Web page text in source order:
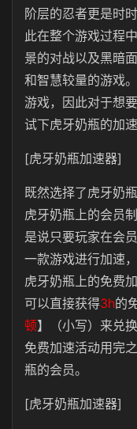
阶层的忍者更是时
此在整个游戏过程
景的对战以及黑暗
和智慧较量的游戏
游戏，因此对于想
试下虎牙奶瓶的加速
[虎牙奶瓶加速器]
既然选择了虎牙奶
虎牙奶瓶上的会员
是说只要玩家在会
一款游戏进行加速
虎牙奶瓶上的免费
可以直接获得3h的
顿】（小写）来兑换
免费加速活动用完
瓶的会员。
[虎牙奶瓶加速器]